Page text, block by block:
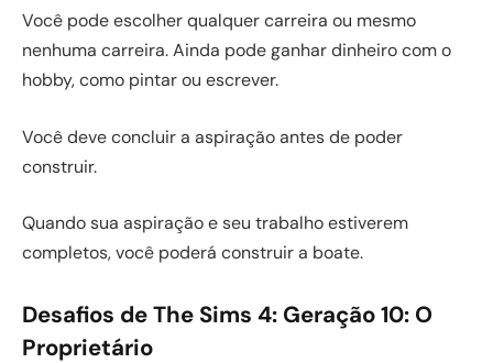
Você pode escolher qualquer carreira ou mesmo
nenhuma carreira. Ainda pode ganhar dinheiro com o
hobby, como pintar ou escrever.
Você deve concluir a aspiração antes de poder
construir.
Quando sua aspiração e seu trabalho estiverem
completos, você poderá construir a boate.
Desafios de The Sims 4: Geração 10: O
Proprietário